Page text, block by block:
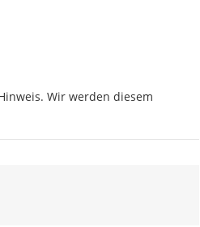
Wir werden diesem